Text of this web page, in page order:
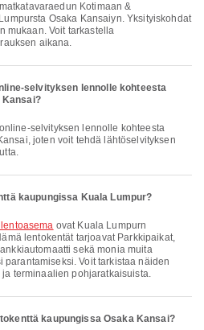
Osaka Kansaiyn. Yksityiskohdat
mukaan. Voit tarkastella
aikana.
selvityksen lennolle kohteesta
Kansai?
joten voit tehdä lähtöselvityksen
kaupungissa Kuala Lumpur?
ovat Kuala Lumpurn
lentokentät tarjoavat Parkkipaikat,
sekä monia muita
parantamiseksi. Voit tarkistaa näiden
terminaalien pohjaratkaisuista.
kaupungissa Osaka Kansai?